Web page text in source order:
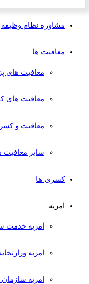
مشاوره نظام وظیفه
معافیت ها
معافیت های
معافیت های
معافیت و کسری
سایر معافیت ها
کسری ها
امریه
امریه خدمت
امریه وزارتخانه ها
امریه سازمان